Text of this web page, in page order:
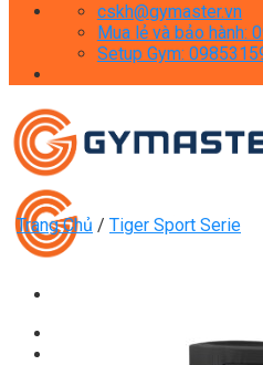
cskh@gymaster.vn
Mua lẻ và bảo hành:
Setup Gym:
Trang Chủ / Tiger Sport Serie